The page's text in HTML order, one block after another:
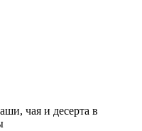
чая и десерта в